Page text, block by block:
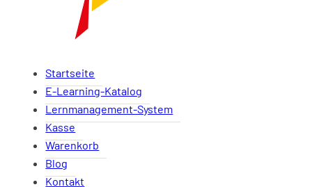
Startseite
E-Learning-Katalog
Lernmanagement-System
Kasse
Warenkorb
Blog
Kontakt